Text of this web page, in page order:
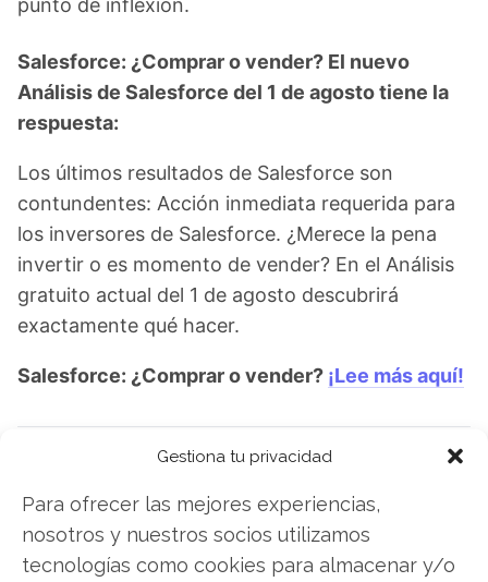
Gestiona tu privacidad
Para ofrecer las mejores experiencias,
nosotros y nuestros socios utilizamos
tecnologías como cookies para almacenar y/o
punto de inflexión.
Salesforce: ¿Comprar o vender? El nuevo
Análisis de Salesforce del 1 de agosto tiene la
respuesta:
Los últimos resultados de Salesforce son
contundentes: Acción inmediata requerida para
los inversores de Salesforce. ¿Merece la pena
invertir o es momento de vender? En el Análisis
gratuito actual del 1 de agosto descubrirá
exactamente qué hacer.
Salesforce: ¿Comprar o vender? ¡Lee más aquí!
Compartir este artículo